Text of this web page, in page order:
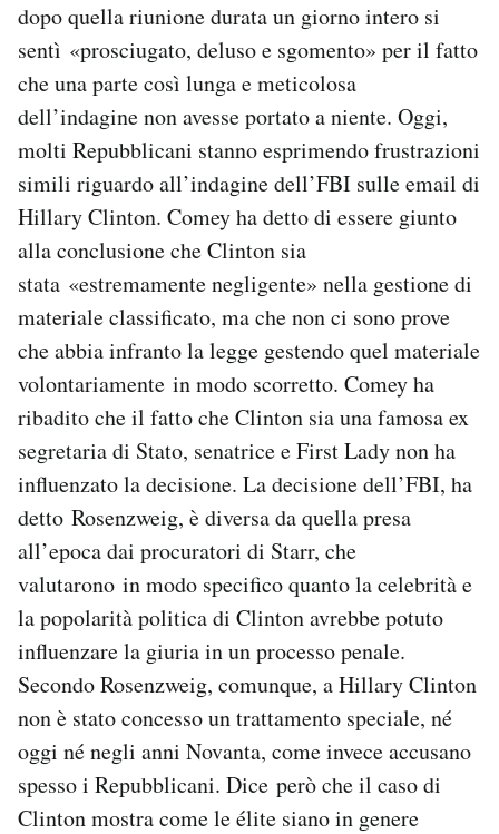
dopo quella riunione durata un giorno intero si
sentì «prosciugato, deluso e sgomento» per il fatto
che una parte così lunga e meticolosa
dell’indagine non avesse portato a niente. Oggi,
molti Repubblicani stanno esprimendo frustrazioni
simili riguardo all’indagine dell’FBI sulle email di
Hillary Clinton. Comey ha detto di essere giunto
alla conclusione che Clinton sia
stata «estremamente negligente» nella gestione di
materiale classificato, ma che non ci sono prove
che abbia infranto la legge gestendo quel materiale
volontariamente in modo scorretto. Comey ha
ribadito che il fatto che Clinton sia una famosa ex
segretaria di Stato, senatrice e First Lady non ha
influenzato la decisione. La decisione dell’FBI, ha
detto Rosenzweig, è diversa da quella presa
all’epoca dai procuratori di Starr, che
valutarono in modo specifico quanto la celebrità e
la popolarità politica di Clinton avrebbe potuto
influenzare la giuria in un processo penale.
Secondo Rosenzweig, comunque, a Hillary Clinton
non è stato concesso un trattamento speciale, né
oggi né negli anni Novanta, come invece accusano
spesso i Repubblicani. Dice però che il caso di
Clinton mostra come le élite siano in genere